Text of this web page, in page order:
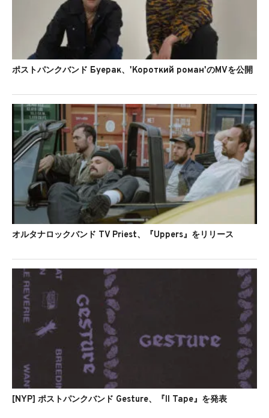
ポストパンクバンド Буерак、'Короткий роман'のMVを公開
オルタナロックバンド TV Priest、『Uppers』をリリース
[NYP] ポストパンクバンド Gesture、『II Tape』を発表